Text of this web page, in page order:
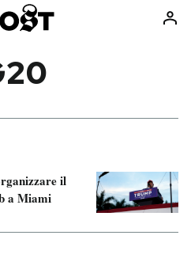
Consumismi
Storie/Idee
il
a Miami